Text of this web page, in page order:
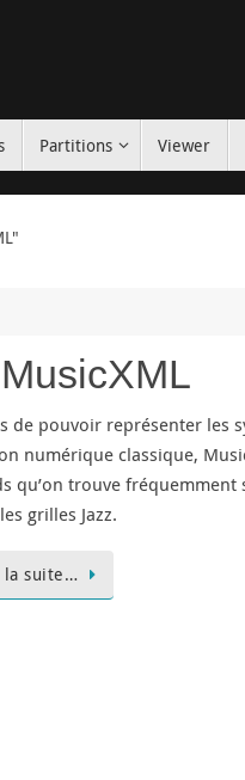
Partitions Viewer
de pouvoir représenter les
numérique classique,
qu’on trouve
grilles Jazz.
la suite…